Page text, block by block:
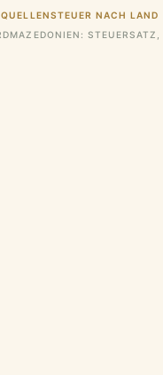
QUELLENSTEUER NACH LAND